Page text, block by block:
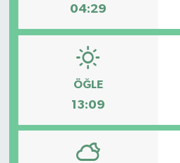
04:29
ÖĞLE
13:09